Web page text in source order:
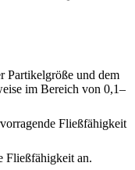
Partikelgröße und dem
im Bereich von 0,1–
Fließfähigkeit
Fließfähigkeit an.